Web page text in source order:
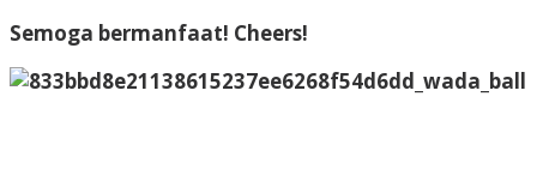
Semoga bermanfaat! Cheers!